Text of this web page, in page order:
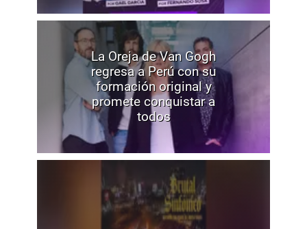
La Oreja de Van Gogh
regresa a Perú con su
formación original y
promete conquistar a
todos